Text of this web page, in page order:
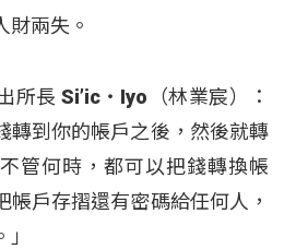
財兩失。
所長 Si’ic‧Iyo（林業宸）：
轉到你的帳戶之後，然後就轉
管何時，都可以把錢轉換帳
帳戶存摺還有密碼給任何人，